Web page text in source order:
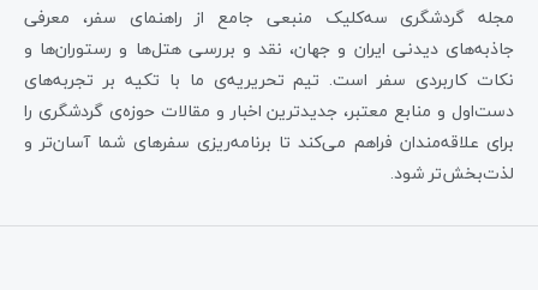
مجله گردشگری سه‌کلیک منبعی جامع از راهنمای سفر، معرفی
جاذبه‌های دیدنی ایران و جهان، نقد و بررسی هتل‌ها و رستوران‌ها و
نکات کاربردی سفر است. تیم تحریریه‌ی ما با تکیه بر تجربه‌های
دست‌اول و منابع معتبر، جدیدترین اخبار و مقالات حوزه‌ی گردشگری را
برای علاقه‌مندان فراهم می‌کند تا برنامه‌ریزی سفرهای شما آسان‌تر و
لذت‌بخش‌تر شود.